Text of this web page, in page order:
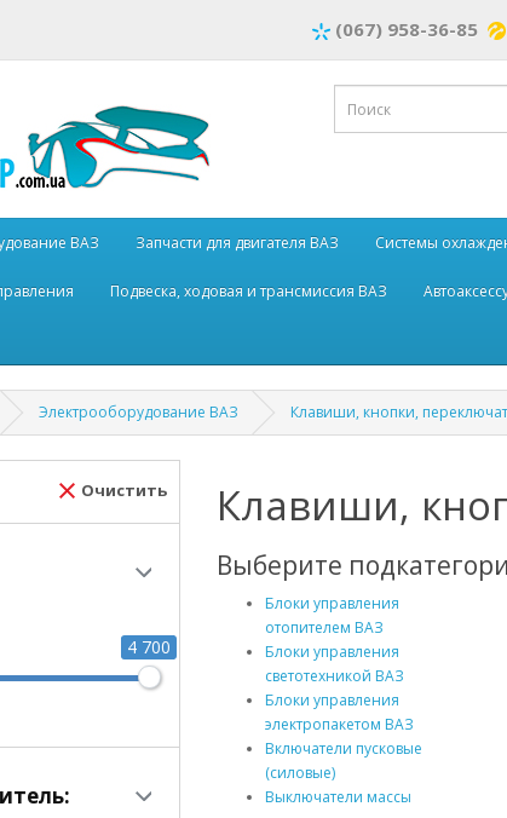
(067) 958-36-85
ВАЗ Запчасти для двигателя ВАЗ Системы
Подвеска, ходовая и трансмиссия ВАЗ
Электрооборудование ВАЗ Клавиши, кнопки,
Очистить
4 700
Клавиши,
Выберите
Блоки управления
отопителем ВАЗ
Блоки управления
светотехникой ВАЗ
Блоки управления
электропакетом ВАЗ
Включатели пусковые
(силовые)
Выключатели массы